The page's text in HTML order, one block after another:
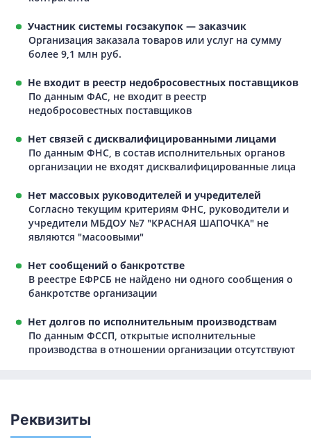
Участник системы госзакупок — заказчик
Организация заказала товаров или услуг на сумму
более 9,1 млн руб.
Не входит в реестр недобросовестных поставщиков
По данным ФАС, не входит в реестр
недобросовестных поставщиков
Нет связей с дисквалифицированными лицами
По данным ФНС, в состав исполнительных органов
организации не входят дисквалифицированные лица
Нет массовых руководителей и учредителей
Согласно текущим критериям ФНС, руководители и
учредители МБДОУ №7 "КРАСНАЯ ШАПОЧКА" не
являются "масоовыми"
Нет сообщений о банкротстве
В реестре ЕФРСБ не найдено ни одного сообщения о
банкротстве организации
Нет долгов по исполнительным производствам
По данным ФССП, открытые исполнительные
производства в отношении организации отсутствуют
Реквизиты